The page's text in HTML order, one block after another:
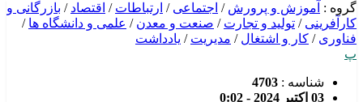
گروه : آموزش و پرورش / اجتماعی / ارتباطات / اقتصاد / بازرگانی و
کارآفرینی / تولید و تجارت / صنعت و معدن / علمی و دانشگاه ها /
فناوری / کار و اشتغال / مدیریت / یادداشت
پ
شناسه : 4703
03 اکتبر 2024 - 0:02